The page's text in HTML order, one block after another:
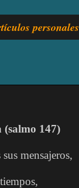
personales
(salmo 147)
mensajeros,